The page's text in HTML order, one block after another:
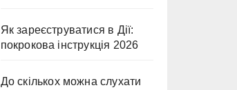
Як зареєструватися в Дії:
покрокова інструкція 2026
До скількох можна слухати